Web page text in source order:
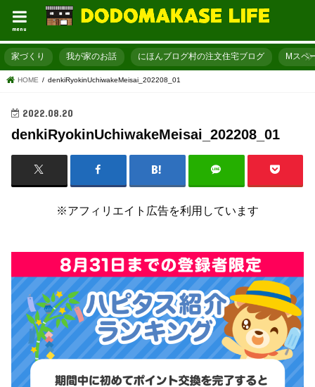
menu
家づくり 我が家のお話 にほんブログ村の注文住宅ブログ Mスペ
HOME denkiRyokinUchiwakeMeisai_202208_01
2022.08.20
denkiRyokinUchiwakeMeisai_202208_01
※アフィリエイト広告を利用しています